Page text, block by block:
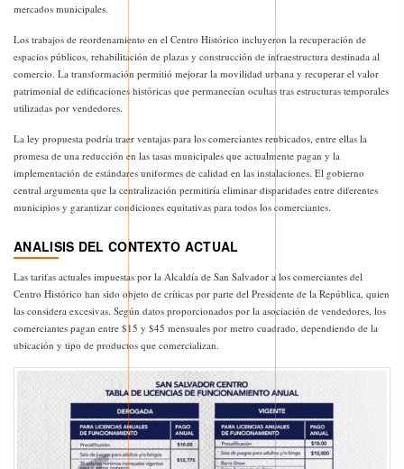
mercados municipales.
Los trabajos de reordenamiento en el Centro Histórico incluyeron la recuperación de
espacios públicos, rehabilitación de plazas y construcción de infraestructura destinada al
comercio. La transformación permitió mejorar la movilidad urbana y recuperar el valor
patrimonial de edificaciones históricas que permanecían ocultas tras estructuras temporales
utilizadas por vendedores.
La ley propuesta podría traer ventajas para los comerciantes reubicados, entre ellas la
promesa de una reducción en las tasas municipales que actualmente pagan y la
implementación de estándares uniformes de calidad en las instalaciones. El gobierno
central argumenta que la centralización permitiría eliminar disparidades entre diferentes
municipios y garantizar condiciones equitativas para todos los comerciantes.
ANALISIS DEL CONTEXTO ACTUAL
Las tarifas actuales impuestas por la Alcaldía de San Salvador a los comerciantes del
Centro Histórico han sido objeto de críticas por parte del Presidente de la República, quien
las considera excesivas. Según datos proporcionados por la asociación de vendedores, los
comerciantes pagan entre $15 y $45 mensuales por metro cuadrado, dependiendo de la
ubicación y tipo de productos que comercializan.